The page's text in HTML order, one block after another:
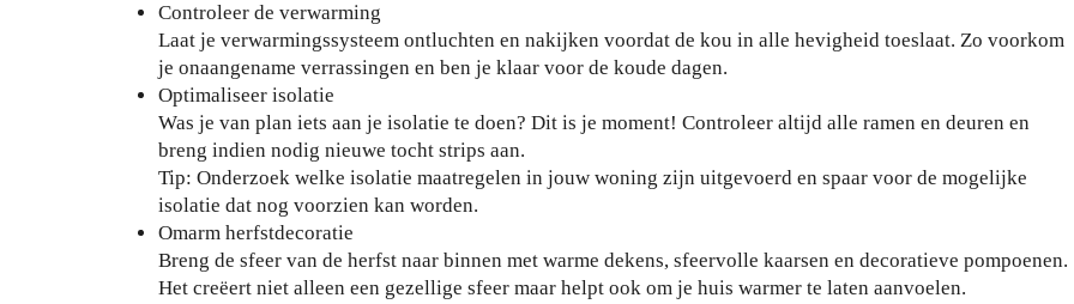
Controleer de verwarming
Laat je verwarmingssysteem ontluchten en nakijken voordat de kou in alle hevigheid toeslaat. Zo voorkom
je onaangename verrassingen en ben je klaar voor de koude dagen.
Optimaliseer isolatie
Was je van plan iets aan je isolatie te doen? Dit is je moment! Controleer altijd alle ramen en deuren en
breng indien nodig nieuwe tocht strips aan.
Tip: Onderzoek welke isolatie maatregelen in jouw woning zijn uitgevoerd en spaar voor de mogelijke
isolatie dat nog voorzien kan worden.
Omarm herfstdecoratie
Breng de sfeer van de herfst naar binnen met warme dekens, sfeervolle kaarsen en decoratieve pompoenen.
Het creëert niet alleen een gezellige sfeer maar helpt ook om je huis warmer te laten aanvoelen.